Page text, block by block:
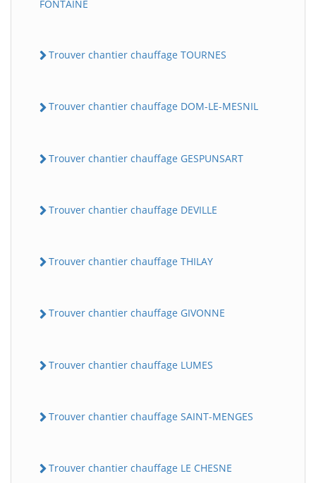
FONTAINE
Trouver chantier chauffage TOURNES
Trouver chantier chauffage DOM-LE-MESNIL
Trouver chantier chauffage GESPUNSART
Trouver chantier chauffage DEVILLE
Trouver chantier chauffage THILAY
Trouver chantier chauffage GIVONNE
Trouver chantier chauffage LUMES
Trouver chantier chauffage SAINT-MENGES
Trouver chantier chauffage LE CHESNE